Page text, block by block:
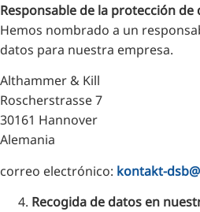
Responsable de la protección
Hemos nombrado a un
datos para nuestra empresa.
Althammer & Kill
Roscherstrasse 7
30161 Hannover
Alemania
correo electrónico: kontakt-
Recogida de datos en